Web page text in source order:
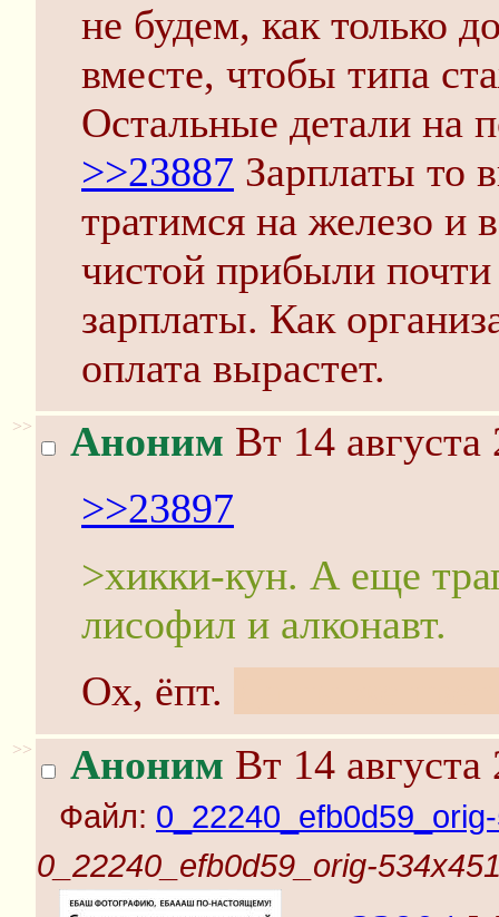
не будем, как только
вместе, чтобы типа
Остальные детали на
>>23887 Зарплаты то
тратимся на железо и
чистой прибыли
зарплаты. Как
оплата вырастет.
>> Аноним Вт 14
>>23897
>хикки-кун. А еще
лисофил и алконавт.
Ох, ёпт.
>> Аноним Вт 14
Файл:
0_22240_efb0d59_orig-